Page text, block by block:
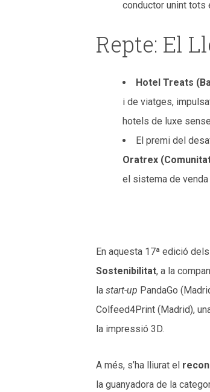
conductor unint tots
Repte: El
Hotel Treats
i de viatges,
hotels de luxe sense
El premi del
Oratrex
el sistema de
En aquesta 17ª edició
Sostenibilitat, a la
la start-up PandaGo
Colfeed4Print (Madrid),
la impressió 3D.
A més, s’ha lliurat el
la guanyadora de la